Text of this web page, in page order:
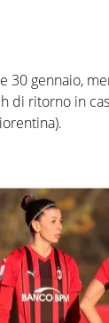
30 gennaio,
di ritorno in